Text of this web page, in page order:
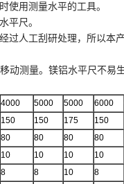
使用测量水平的工具。
平尺。
过人工刮研处理，所以本
动测量。镁铝水平尺不易
4000 5000 5000 6000
150 150 175 150
80 80 80 80
10 10 10 10
8 8 10 8